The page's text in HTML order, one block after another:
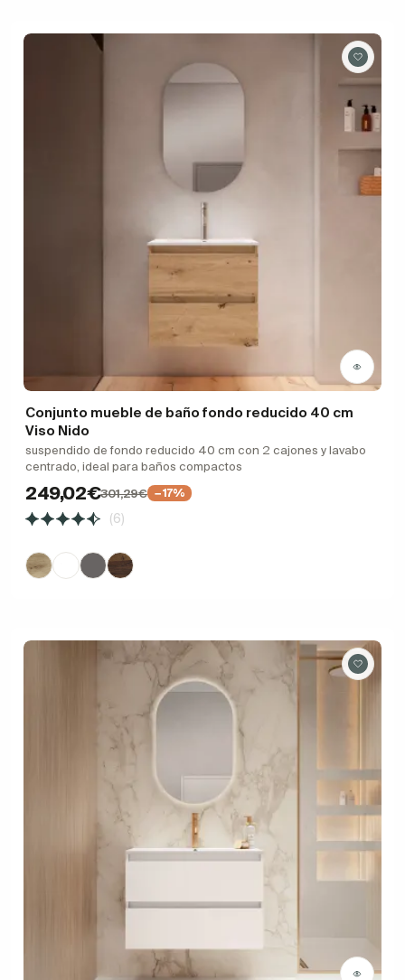
Conjunto mueble de baño fondo reducido 40 cm
Viso Nido
suspendido de fondo reducido 40 cm con 2 cajones y lavabo
centrado, ideal para baños compactos
249,02€301,29€ −17%
(6)